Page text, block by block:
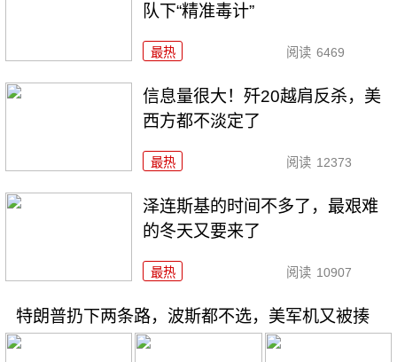
队下“精准毒计”
最热 阅读 6469
信息量很大！歼20越肩反杀，美
西方都不淡定了
最热 阅读 12373
泽连斯基的时间不多了，最艰难
的冬天又要来了
最热 阅读 10907
特朗普扔下两条路，波斯都不选，美军机又被揍